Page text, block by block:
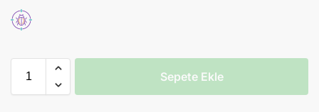
Sepete Ekle